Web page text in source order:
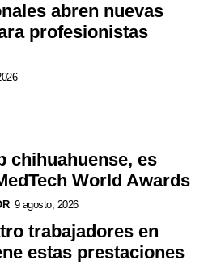
abren nuevas
profesionistas
chihuahuense, es
World Awards
9 agosto, 2026
trabajadores en
estas prestaciones